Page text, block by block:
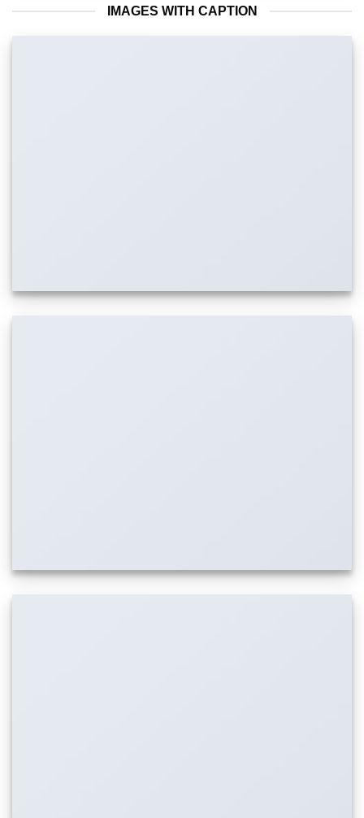
IMAGES WITH CAPTION